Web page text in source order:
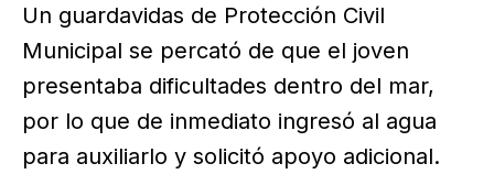
Un guardavidas de Protección Civil
Municipal se percató de que el joven
presentaba dificultades dentro del mar,
por lo que de inmediato ingresó al agua
para auxiliarlo y solicitó apoyo adicional.